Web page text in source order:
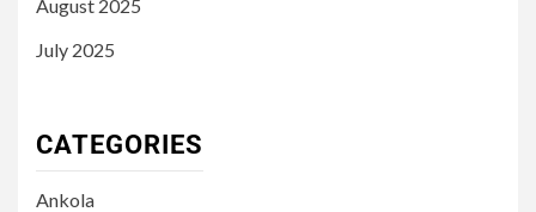
August 2025
July 2025
CATEGORIES
Ankola